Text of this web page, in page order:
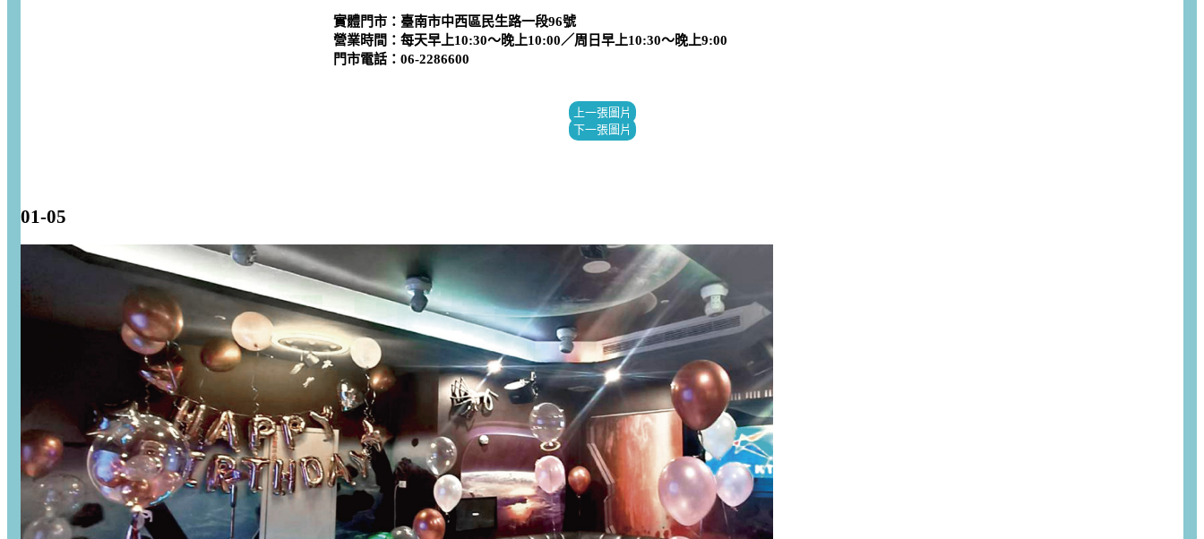
實體門市：臺南市中西區民生路一段96號
營業時間：每天早上10:30～晚上10:00／周日早上10:30～晚上9:00
門市電話：06-2286600
上一張圖片
下一張圖片
01-05